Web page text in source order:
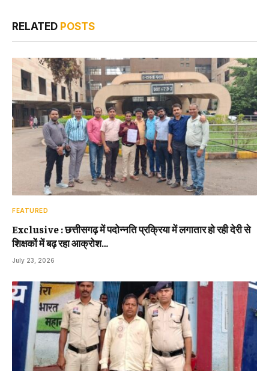
RELATED POSTS
FEATURED
Exclusive : छत्तीसगढ़ में पदोन्नति प्रक्रिया में लगातार हो रही देरी से
शिक्षकों में बढ़ रहा आक्रोश…
July 23, 2026